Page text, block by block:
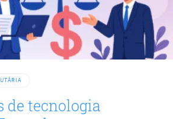
de tecnologia